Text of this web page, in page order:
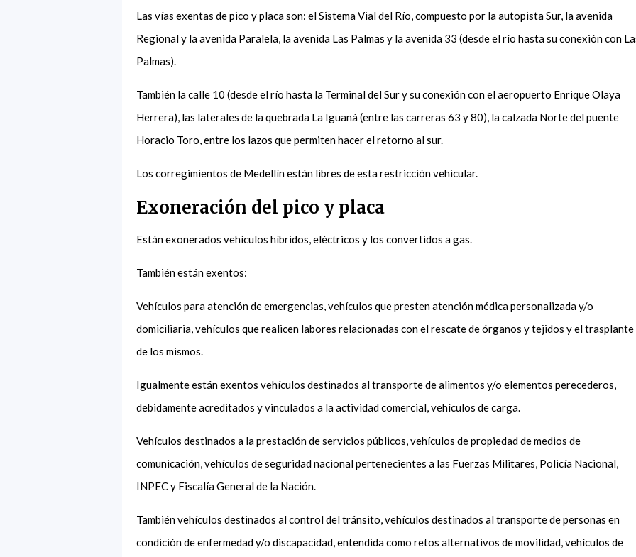
Las vías exentas de pico y placa son: el Sistema Vial del Río, compuesto por la autopista Sur, la avenida
Regional y la avenida Paralela, la avenida Las Palmas y la avenida 33 (desde el río hasta su conexión con
Palmas).
También la calle 10 (desde el río hasta la Terminal del Sur y su conexión con el aeropuerto Enrique Olaya
Herrera), las laterales de la quebrada La Iguaná (entre las carreras 63 y 80), la calzada Norte del puente
Horacio Toro, entre los lazos que permiten hacer el retorno al sur.
Los corregimientos de Medellín están libres de esta restricción vehicular.
Exoneración del pico y placa
Están exonerados vehículos híbridos, eléctricos y los convertidos a gas.
También están exentos:
Vehículos para atención de emergencias, vehículos que presten atención médica personalizada y/o
domiciliaria, vehículos que realicen labores relacionadas con el rescate de órganos y tejidos y el trasplante
de los mismos.
Igualmente están exentos vehículos destinados al transporte de alimentos y/o elementos perecederos,
debidamente acreditados y vinculados a la actividad comercial, vehículos de carga.
Vehículos destinados a la prestación de servicios públicos, vehículos de propiedad de medios de
comunicación, vehículos de seguridad nacional pertenecientes a las Fuerzas Militares, Policía Nacional,
INPEC y Fiscalía General de la Nación.
También vehículos destinados al control del tránsito, vehículos destinados al transporte de personas en
condición de enfermedad y/o discapacidad, entendida como retos alternativos de movilidad, vehículos de